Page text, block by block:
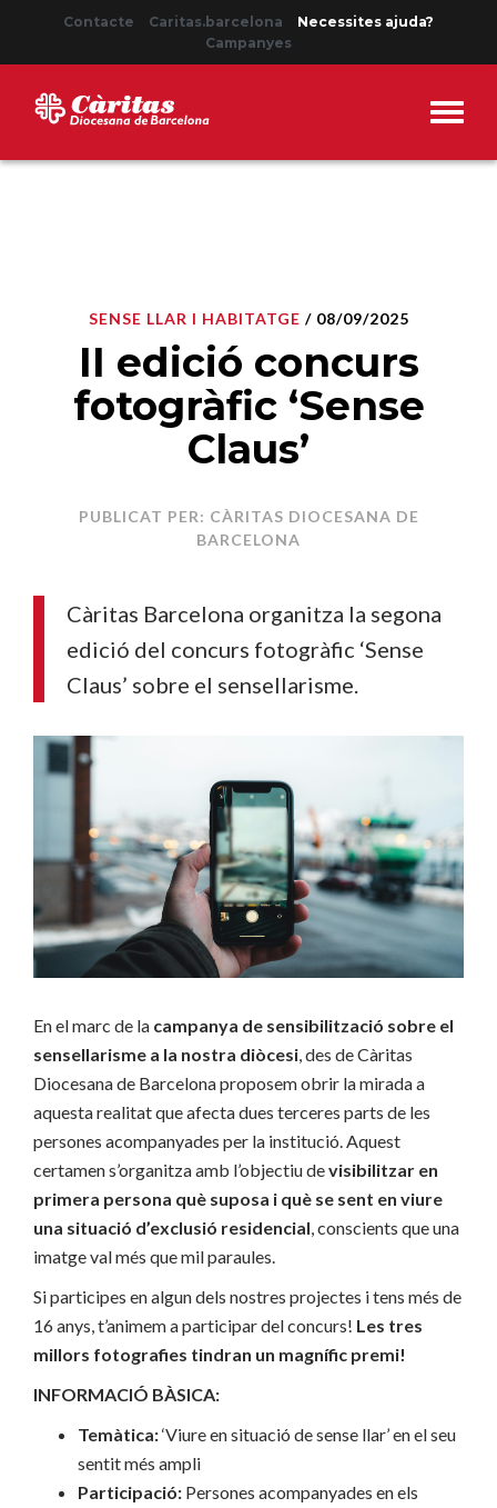
Contacte Caritas.barcelona
Necessites ajuda?
Campanyes
SENSE LLAR I HABITATGE / 08/09/2025
II edició concurs
fotogràfic ‘Sense
Claus’
PUBLICAT PER: CÀRITAS DIOCESANA DE
BARCELONA
Càritas Barcelona organitza la segona
edició del concurs fotogràfic ‘Sense
Claus’ sobre el sensellarisme.
En el marc de la campanya de sensibilització sobre el
sensellarisme a la nostra diòcesi, des de Càritas
Diocesana de Barcelona proposem obrir la mirada a
aquesta realitat que afecta dues terceres parts de les
persones acompanyades per la institució. Aquest
certamen s’organitza amb l’objectiu devisibilitzar en
primera persona què suposa i què se sent en viure
una situació d’exclusió residencial, conscients que una
imatge val més que mil paraules.
Si participes en algun dels nostres projectes i tens més de
16 anys, t’animem a participar del concurs! Les tres
millors fotografies tindran un magnífic premi!
INFORMACIÓ BÀSICA:
Temàtica:‘Viure en situació de sense llar’ en el seu
sentit més ampli
Participació: Persones acompanyades en els